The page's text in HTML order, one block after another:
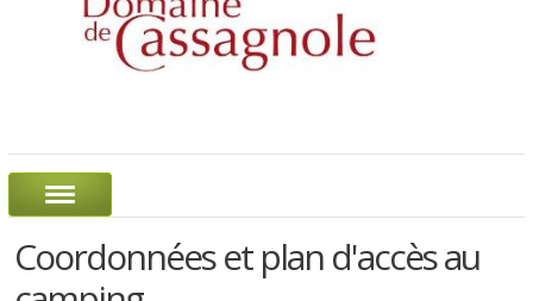
Coordonnées et plan d'accès au